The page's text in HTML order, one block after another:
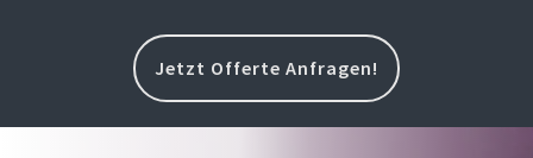
Jetzt Offerte Anfragen!